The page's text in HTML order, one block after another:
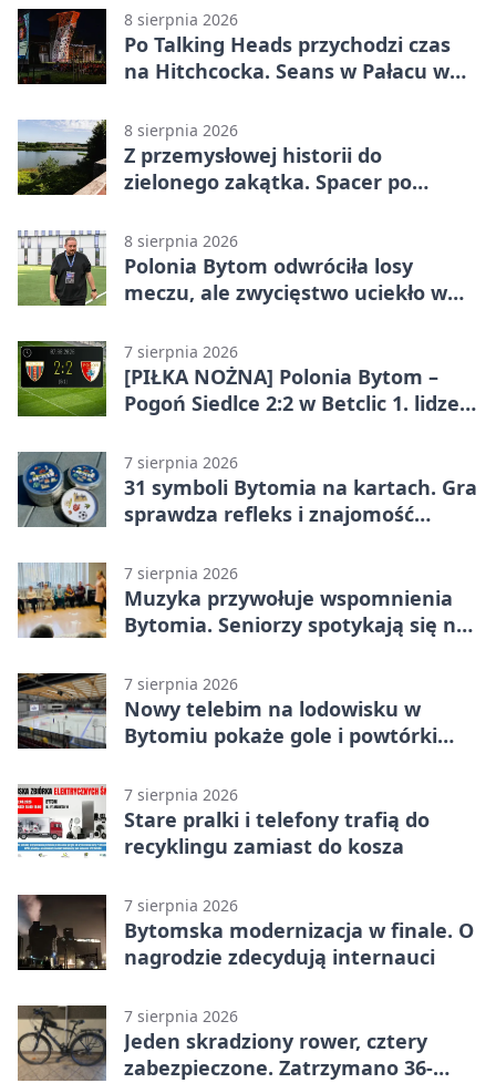
8 sierpnia 2026
Po Talking Heads przychodzi czas
na Hitchcocka. Seans w Pałacu w
8 sierpnia 2026
Z przemysłowej historii do
zielonego zakątka. Spacer po
8 sierpnia 2026
Polonia Bytom odwróciła losy
meczu, ale zwycięstwo uciekło w
7 sierpnia 2026
[PIŁKA NOŻNA] Polonia Bytom –
Pogoń Siedlce 2:2 w Betclic 1. lidze.
ale stracili zwycięstwo
7 sierpnia 2026
31 symboli Bytomia na kartach. Gra
sprawdza refleks i znajomość
7 sierpnia 2026
Muzyka przywołuje wspomnienia
Bytomia. Seniorzy spotykają się na
7 sierpnia 2026
Nowy telebim na lodowisku w
Bytomiu pokaże gole i powtórki
7 sierpnia 2026
Stare pralki i telefony trafią do
recyklingu zamiast do kosza
7 sierpnia 2026
Bytomska modernizacja w finale. O
nagrodzie zdecydują internauci
7 sierpnia 2026
Jeden skradziony rower, cztery
zabezpieczone. Zatrzymano 36-